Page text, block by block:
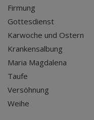
Firmung
Gottesdienst
Karwoche und Ostern
Krankensalbung
Maria Magdalena
Taufe
Versöhnung
Weihe